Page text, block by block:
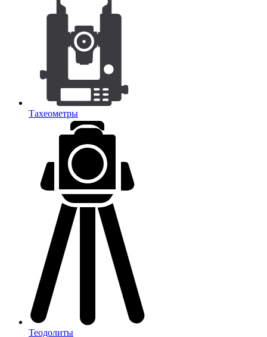
Тахеометры
Теодолиты